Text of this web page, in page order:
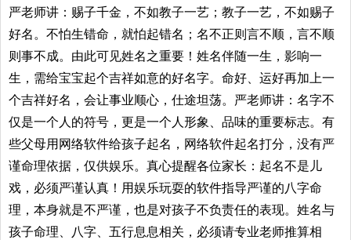
严老师讲：赐子千金，不如教子一艺；教子一艺，不如赐子
好名。不怕生错命，就怕起错名；名不正则言不顺，言不顺
则事不成。由此可见姓名之重要！姓名伴随一生，影响一
生，需给宝宝起个吉祥如意的好名字。命好、运好再加上一
个吉祥好名，会让事业顺心，仕途坦荡。严老师讲：名字不
仅是一个人的符号，更是一个人形象、品味的重要标志。有
些父母用网络软件给孩子起名，网络软件起名打分，没有严
谨命理依据，仅供娱乐。真心提醒各位家长：起名不是儿
戏，必须严谨认真！用娱乐玩耍的软件指导严谨的八字命
理，本身就是不严谨，也是对孩子不负责任的表现。姓名与
孩子命理、八字、五行息息相关，必须请专业老师推算相